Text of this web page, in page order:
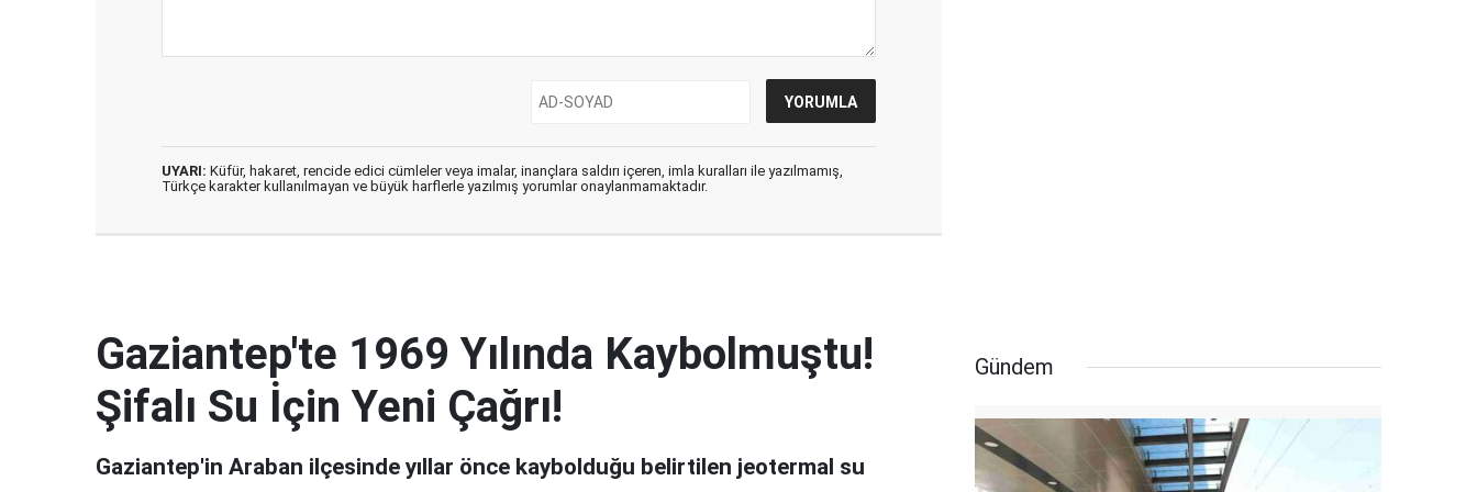
UYARI: Küfür, hakaret, rencide edici cümleler veya imalar, inançlara saldırı içeren, imla kuralları ile yazılmamış,
Türkçe karakter kullanılmayan ve büyük harflerle yazılmış yorumlar onaylanmamaktadır.
Gaziantep'te 1969 Yılında Kaybolmuştu!
Şifalı Su İçin Yeni Çağrı!
Gaziantep'in Araban ilçesinde yıllar önce kaybolduğu belirtilen jeotermal su
Gündem